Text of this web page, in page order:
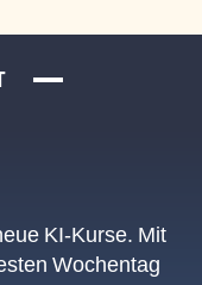
KI-Kurse. Mit
Wochentag